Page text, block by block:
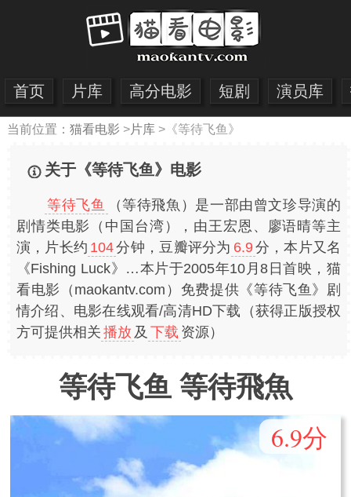
首页 片库 高分电影 短剧 演员库
当前位置： 猫看电影 >片库>《等待飞鱼》
关于《等待飞鱼》电影
等待飞鱼
（等待飛魚）是一部由曾文珍导演的
剧情类电影（中国台湾），由王宏恩、廖语晴等主
演，片长约 104分钟，豆瓣评分为 6.9分，本片又名
《Fishing Luck》…本片于2005年10月8日首映，猫
看电影（maokantv.com）免费提供《等待飞鱼》剧
情介绍、电影在线观看/高清HD下载（获得正版授权
方可提供相关 播放 及 下载 资源）
等待飞鱼 等待飛魚
6.9分